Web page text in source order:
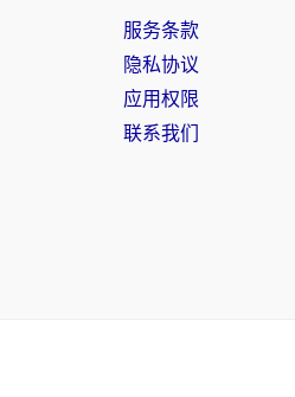
服务条款
隐私协议
应用权限
联系我们